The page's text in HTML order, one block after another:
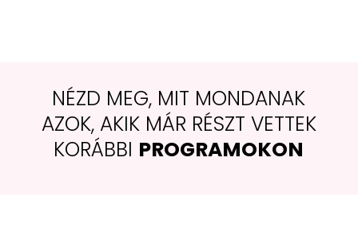
NÉZD MEG, MIT MONDANAK
AZOK, AKIK MÁR RÉSZT VETTEK
KORÁBBI PROGRAMOKON